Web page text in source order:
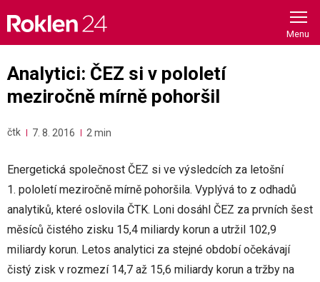
content
Analytici: ČEZ si v pololetí
meziročně mírně pohoršil
čtk 7. 8. 2016 2 min
Energetická společnost ČEZ si ve výsledcích za letošní
1. pololetí meziročně mírně pohoršila. Vyplývá to z odhadů
analytiků, které oslovila ČTK. Loni dosáhl ČEZ za prvních šest
měsíců čistého zisku 15,4 miliardy korun a utržil 102,9
miliardy korun. Letos analytici za stejné období očekávají
čistý zisk v rozmezí 14,7 až 15,6 miliardy korun a tržby na